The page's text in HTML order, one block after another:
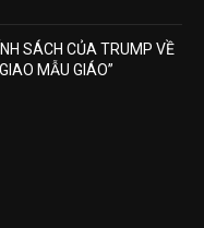
SÁCH CỦA TRUMP VỀ
MẪU GIÁO”